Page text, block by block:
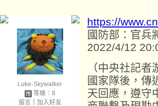
Luke-Skywalker
等級：8
留言｜ 加入好友
https://
國防部：官兵
2022/4/12
（中央社記
國家隊後，傳
天回應，遵守